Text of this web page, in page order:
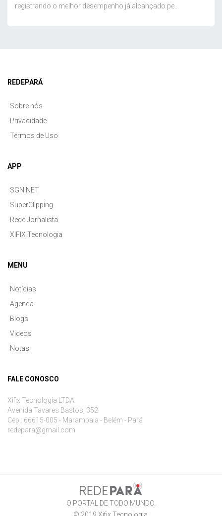
registrando o melhor desempenho já alcançado pe...
REDEPARÁ
Sobre nós
Privacidade
Termos de Uso
APP
SGN.NET
SuperClipping
Rede Jornalista
XIFIX Tecnologia
MENU
Notícias
Agenda
Blogs
Videos
Notas
FALE CONOSCO
Xifix Tecnologia LTDA.
Avenida Tavares Bastos, 352
Cep.: 66615-005 - Marambaia - Belém - Pará
redepara@gmail.com
O PORTAL DE TODO MUNDO.